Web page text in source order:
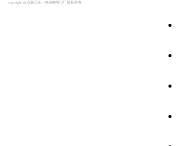
copyright @石家庄永一电动卷闸门厂 版权所有